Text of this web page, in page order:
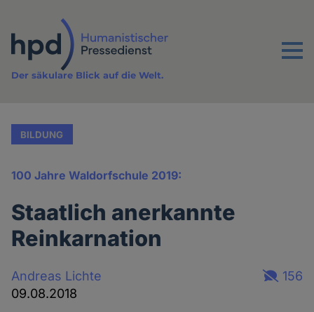
Inhalt
Menu
Der säkulare Blick auf die Welt.
BILDUNG
100 Jahre Waldorfschule 2019:
Staatlich anerkannte
Reinkarnation
Andreas Lichte
09.08.2018
156